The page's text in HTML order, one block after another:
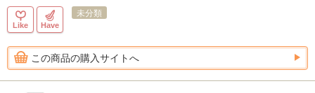
Like Have
未分類
この商品の購入サイトへ